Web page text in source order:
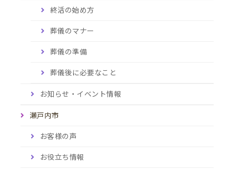
終活の始め方
葬儀のマナー
葬儀の準備
葬儀後に必要なこと
お知らせ・イベント情報
瀬戸内市
お客様の声
お役立ち情報